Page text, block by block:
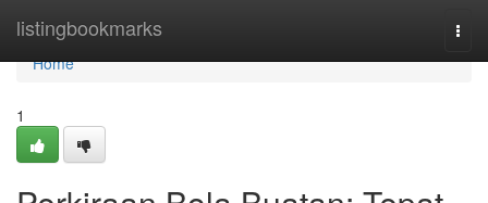
listingbookmarks
Home
Home
1